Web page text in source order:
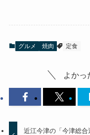
グルメ 焼肉 定食
よかっ
近江今津の「今津総合